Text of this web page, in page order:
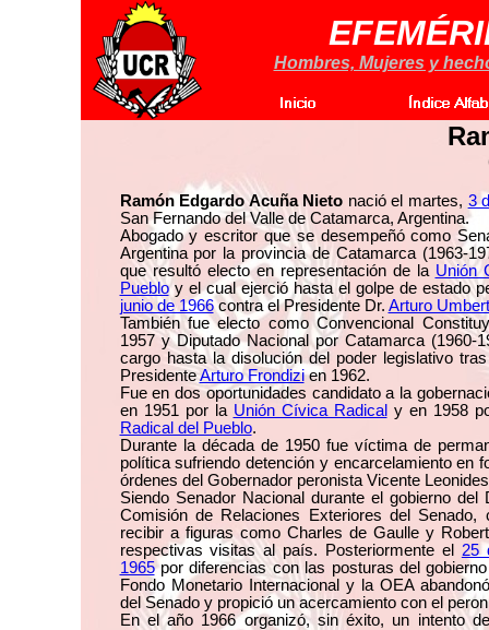
Hombres, Mujeres y
Ramón Edgardo Acuña Nieto nació el martes, 3
San Fernando del Valle de Catamarca, Argentina.
Abogado y escritor que se desempeñó como
Argentina por la provincia de Catamarca (1963-
que resultó electo en representación de la Unión
Puebloy el cual ejerció hasta el golpe de estado
junio de 1966contra el Presidente Dr. Arturo
También fue electo como Convencional
1957 y Diputado Nacional por Catamarca (1960-
cargo hasta la disolución del poder legislativo
PresidenteArturo Frondizien 1962.
Fue en dos oportunidades candidato a la
en 1951 por la Unión Cívica Radical y en 1958
Radical del Pueblo.
Durante la década de 1950 fue víctima de
política sufriendo detención y encarcelamiento en
órdenes del Gobernador peronista Vicente
Siendo Senador Nacional durante el gobierno del
Comisión de Relaciones Exteriores del Senado,
recibir a figuras como Charles de Gaulle y
respectivas visitas al país. Posteriormente el 25
1965por diferencias con las posturas del
Fondo Monetario Internacional y la OEA
del Senado y propició un acercamiento con el
En el año 1966 organizó, sin éxito, un intento